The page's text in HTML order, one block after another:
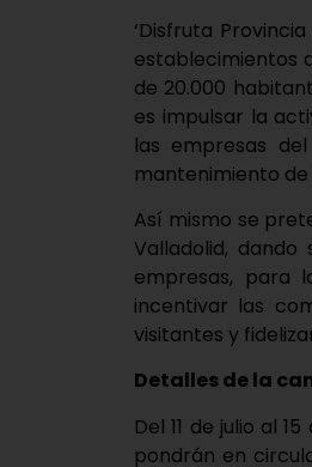
‘Disfruta
establecimientos
de 20.000
es impulsar la
las empresas
mantenimiento
Así mismo se
Valladolid,
empresas, para
incentivar las
visitantes y
Detalles de la
Del 11 de julio al
pondrán en